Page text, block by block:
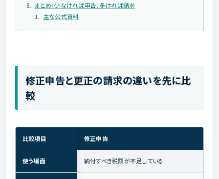
まとめ：少なければ申告、多ければ請求
主な公式資料
修正申告と更正の請求の違いを先に比
較
比較項目 修正申告
使う場面 納付すべき税額が不足している